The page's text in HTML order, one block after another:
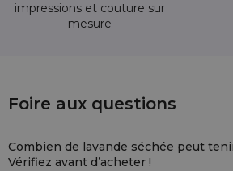
impressions et couture sur
mesure
10 pcs Sachets en
Foire aux questions
Combien de lavande séchée peut
Vérifiez avant d’acheter !